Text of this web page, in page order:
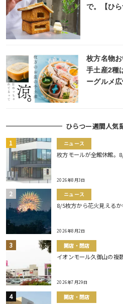
で。【ひら
枚方名物
手土産2種
ーグルメ広
ひらつー週間人気
ニュース
枚方モールが全館休館。
2026年8月3日
ニュース
8/5枚方から花火見えるか
2026年8月2日
開店・閉店
イオンモール久御山の複
2026年7月29日
開店・閉店